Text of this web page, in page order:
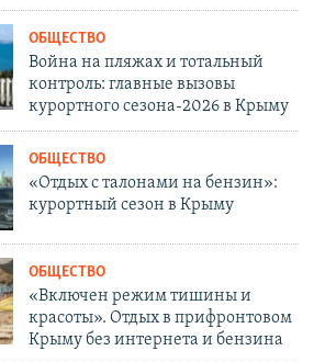
ОБЩЕСТВО
Война на пляжах и тотальный
контроль: главные вызовы
курортного сезона-2026 в Крыму
ОБЩЕСТВО
«Отдых с талонами на бензин»:
курортный сезон в Крыму
ОБЩЕСТВО
«Включен режим тишины и
красоты». Отдых в прифронтовом
Крыму без интернета и бензина